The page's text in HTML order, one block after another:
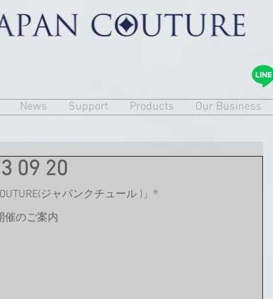
News Support Products Our Business
09 20
ジャパンクチュール )」®️
催のご案内